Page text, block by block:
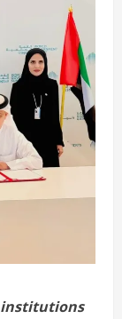
institutions